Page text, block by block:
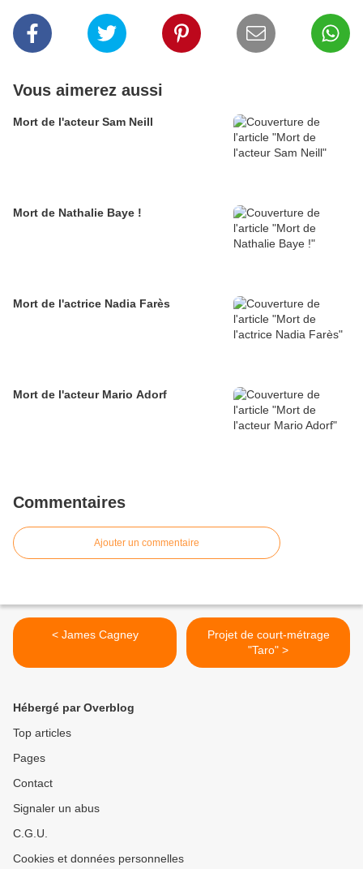
Vous aimerez aussi
Mort de l'acteur Sam Neill
Mort de Nathalie Baye !
Mort de l'actrice Nadia Farès
Mort de l'acteur Mario Adorf
Commentaires
Ajouter un commentaire
< James Cagney
Projet de court-métrage
"Taro" >
Hébergé par Overblog
Top articles
Pages
Contact
Signaler un abus
C.G.U.
Cookies et données personnelles